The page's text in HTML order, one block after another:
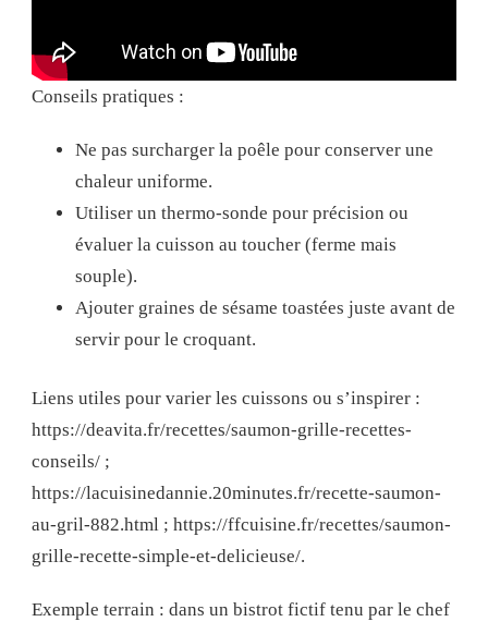
Conseils pratiques :
Ne pas surcharger la poêle pour conserver une
chaleur uniforme.
Utiliser un thermo-sonde pour précision ou
évaluer la cuisson au toucher (ferme mais
souple).
Ajouter graines de sésame toastées juste avant de
servir pour le croquant.
Liens utiles pour varier les cuissons ou s’inspirer :
https://deavita.fr/recettes/saumon-grille-recettes-
conseils/ ;
https://lacuisinedannie.20minutes.fr/recette-saumon-
au-gril-882.html ; https://ffcuisine.fr/recettes/saumon-
grille-recette-simple-et-delicieuse/.
Exemple terrain : dans un bistrot fictif tenu par le chef